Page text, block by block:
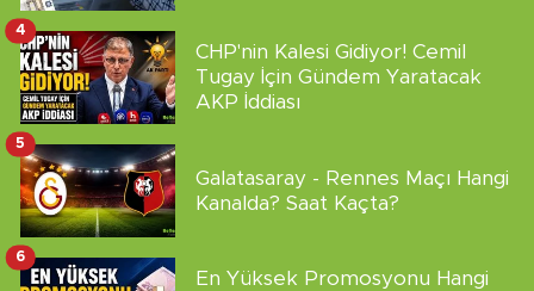
CHP'nin Kalesi Gidiyor! Cemil
Tugay İçin Gündem Yaratacak
AKP İddiası
4
Galatasaray - Rennes Maçı Hangi
Kanalda? Saat Kaçta?
5
En Yüksek Promosyonu Hangi
6